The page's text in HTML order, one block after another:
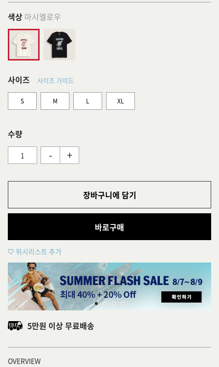
색상 마시멜로우
사이즈 사이즈 가이드
S M L XL
수량
- +
장바구니에 담기
바로구매
위시리스트 추가
5만원 이상 무료배송
OVERVIEW